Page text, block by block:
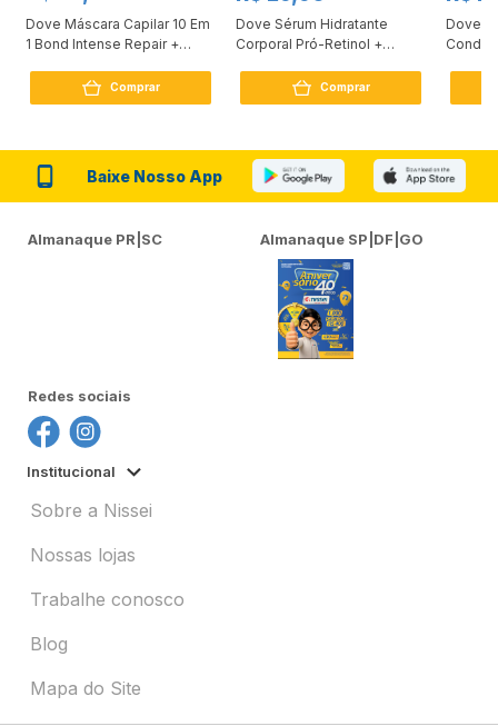
Dove Máscara Capilar 10 Em
1 Bond Intense Repair +
Comprar
Dove Sérum Hidratante
Corporal Pró-Retinol +
Comprar
Dove
Baixe Nosso App
Almanaque PR|SC Almanaque SP|DF|GO
Redes sociais
Institucional
Sobre a Nissei
Nossas lojas
Trabalhe conosco
Blog
Mapa do Site